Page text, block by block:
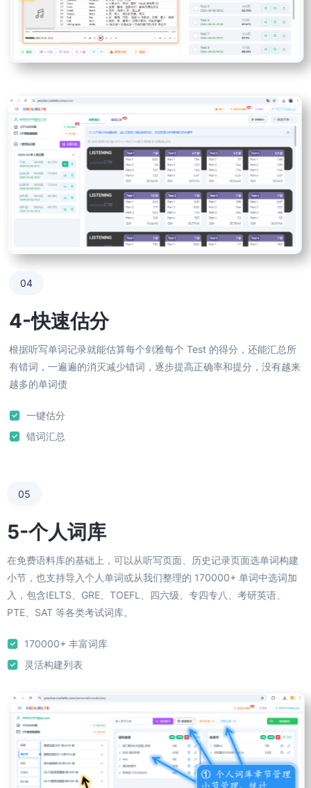
04
4-快速估分
根据听写单词记录就能估算每个剑雅每个 Test 的得分，还能汇总所
有错词，一遍遍的消灭减少错词，逐步提高正确率和提分，没有越来
越多的单词债
一键估分
错词汇总
05
5-个人词库
在免费语料库的基础上，可以从听写页面、历史记录页面选单词构建
小节，也支持导入个人单词或从我们整理的 170000+ 单词中选词加
入，包含IELTS、GRE、TOEFL、四六级、专四专八、考研英语、
PTE、SAT 等各类考试词库。
170000+ 丰富词库
灵活构建列表